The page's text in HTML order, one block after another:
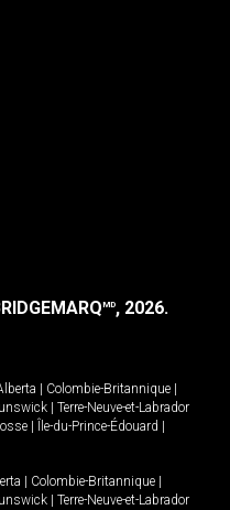
MD, 2026.
Colombie-Britannique
Terre-Neuve-et-Labrador
Île-du-Prince-Édouard
Colombie-Britannique
Terre-Neuve-et-Labrador